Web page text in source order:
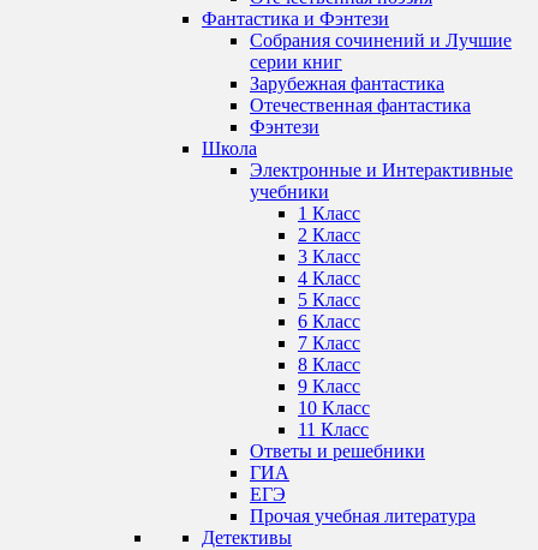
Фантастика и Фэнтези
Собрания сочинений и Лучшие
серии книг
Зарубежная фантастика
Отечественная фантастика
Фэнтези
Школа
Электронные и Интерактивные
учебники
1 Класс
2 Класс
3 Класс
4 Класс
5 Класс
6 Класс
7 Класс
8 Класс
9 Класс
10 Класс
11 Класс
Ответы и решебники
ГИА
ЕГЭ
Прочая учебная литература
Детективы